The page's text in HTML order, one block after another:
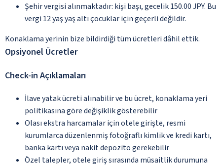
Şehir vergisi alınmaktadır: kişi başı, gecelik 150.00 JPY. Bu
vergi 12 yaş yaş altı çocuklar için geçerli değildir.
Konaklama yerinin bize bildirdiği tüm ücretleri dâhil ettik.
Opsiyonel Ücretler
Check-in Açıklamaları
İlave yatak ücreti alınabilir ve bu ücret, konaklama yeri
politikasına göre değişiklik gösterebilir
Olası ekstra harcamalar için otele girişte, resmi
kurumlarca düzenlenmiş fotoğraflı kimlik ve kredi kartı,
banka kartı veya nakit depozito gerekebilir
Özel talepler, otele giriş sırasında müsaitlik durumuna